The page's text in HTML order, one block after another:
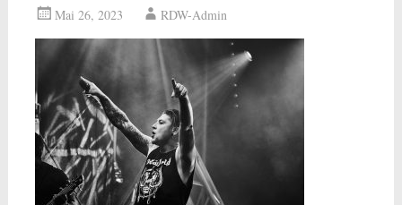
Mai 26, 2023 RDW-Admin